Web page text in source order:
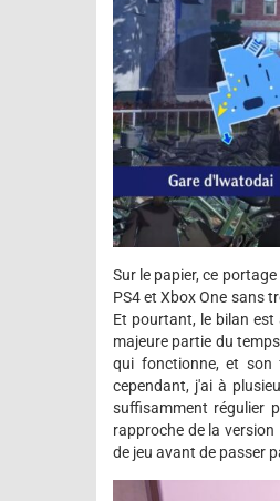
Sur le papier, ce
PS4 et Xbox One sans
Et pourtant, le bilan
majeure partie du
qui fonctionne, et son
cependant, j'ai à
suffisamment régulier
rapproche de la
de jeu avant de passer